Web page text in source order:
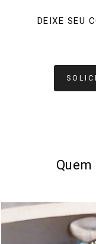
DEIXE SEU